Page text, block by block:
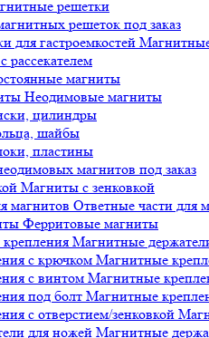
решетки
решеток под заказ
магниты
Неодимовые магниты
цилиндры
шайбы
пластины
магнитов под заказ
Магниты с зенковкой
Ответные части для
Ферритовые магниты
Магнитные
Магнитные
Магнитные
Магнитные
Магнитные